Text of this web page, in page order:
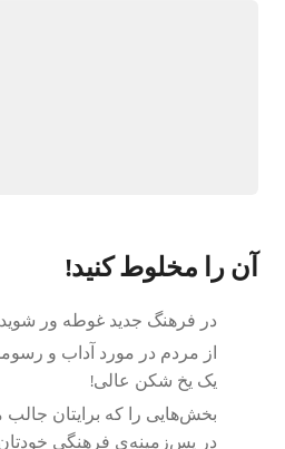
!آن را مخلوط کنید
در فرهنگ جدید غوطه ور
از مردم در مورد آداب و
یک یخ شکن عالی!
بخش‌هایی را که برایتان جالب
در پس‌زمینه‌ی فرهنگی